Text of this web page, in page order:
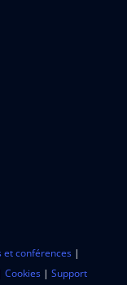
et conférences|
Cookies| Support